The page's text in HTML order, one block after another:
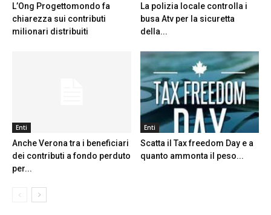
L’Ong Progettomondo fa
chiarezza sui contributi
milionari distribuiti
La polizia locale controlla i
busa Atv per la sicuretta
della...
Enti
Anche Verona tra i beneficiari
dei contributi a fondo perduto
per...
Enti
Scatta il Tax freedom Day e a
quanto ammonta il peso...